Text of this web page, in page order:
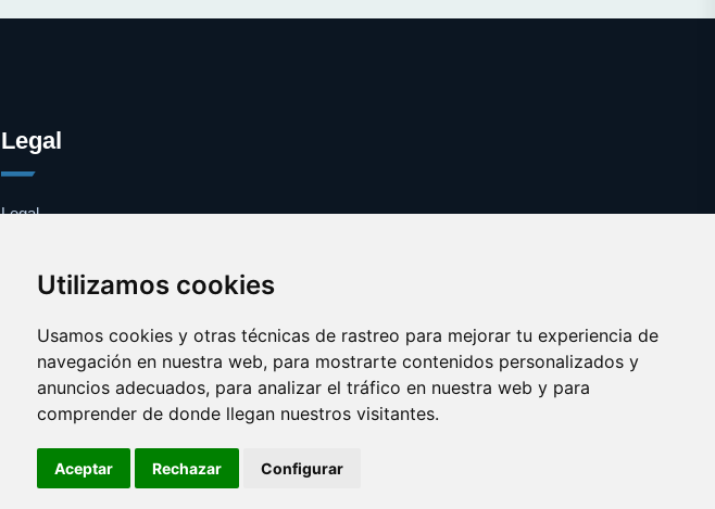
Utilizamos cookies
Usamos cookies y otras técnicas de rastreo para mejorar tu experiencia de
navegación en nuestra web, para mostrarte contenidos personalizados y
anuncios adecuados, para analizar el tráfico en nuestra web y para
comprender de donde llegan nuestros visitantes.
Aceptar Rechazar Configurar
Legal
Legal
Contacto